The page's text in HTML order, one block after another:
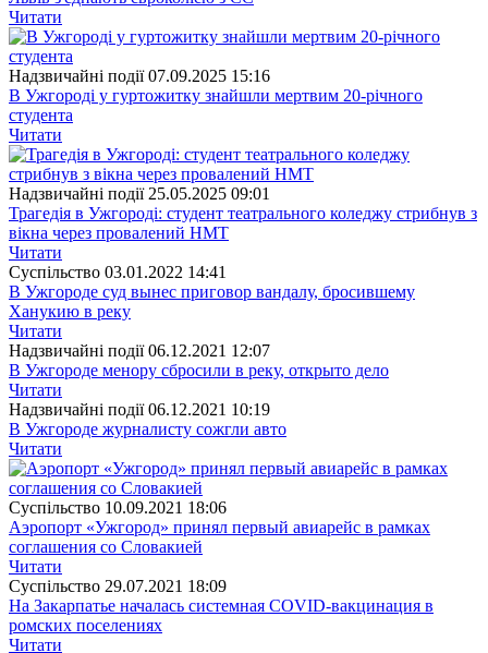
Читати
Надзвичайні події 07.09.2025 15:16
В Ужгороді у гуртожитку знайшли мертвим 20-річного
студента
Читати
Надзвичайні події 25.05.2025 09:01
Трагедія в Ужгороді: студент театрального коледжу стрибнув з
вікна через провалений НМТ
Читати
Суспiльство 03.01.2022 14:41
В Ужгороде суд вынес приговор вандалу, бросившему
Ханукию в реку
Читати
Надзвичайні події 06.12.2021 12:07
В Ужгороде менору сбросили в реку, открыто дело
Читати
Надзвичайні події 06.12.2021 10:19
В Ужгороде журналисту сожгли авто
Читати
Суспiльство 10.09.2021 18:06
Аэропорт «Ужгород» принял первый авиарейс в рамках
соглашения со Словакией
Читати
Суспiльство 29.07.2021 18:09
На Закарпатье началась системная COVID-вакцинация в
ромских поселениях
Читати